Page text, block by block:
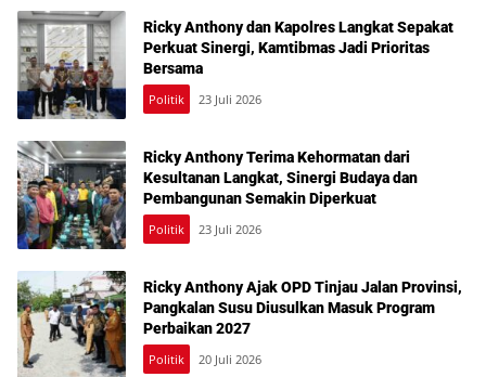
Ricky Anthony dan Kapolres Langkat Sepakat
Perkuat Sinergi, Kamtibmas Jadi Prioritas
Bersama
Politik 23 Juli 2026
Ricky Anthony Terima Kehormatan dari
Kesultanan Langkat, Sinergi Budaya dan
Pembangunan Semakin Diperkuat
Politik 23 Juli 2026
Ricky Anthony Ajak OPD Tinjau Jalan Provinsi,
Pangkalan Susu Diusulkan Masuk Program
Perbaikan 2027
Politik 20 Juli 2026